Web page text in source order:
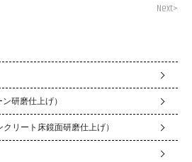
Next>
研磨仕上げ）
リート床鏡面研磨仕上げ）